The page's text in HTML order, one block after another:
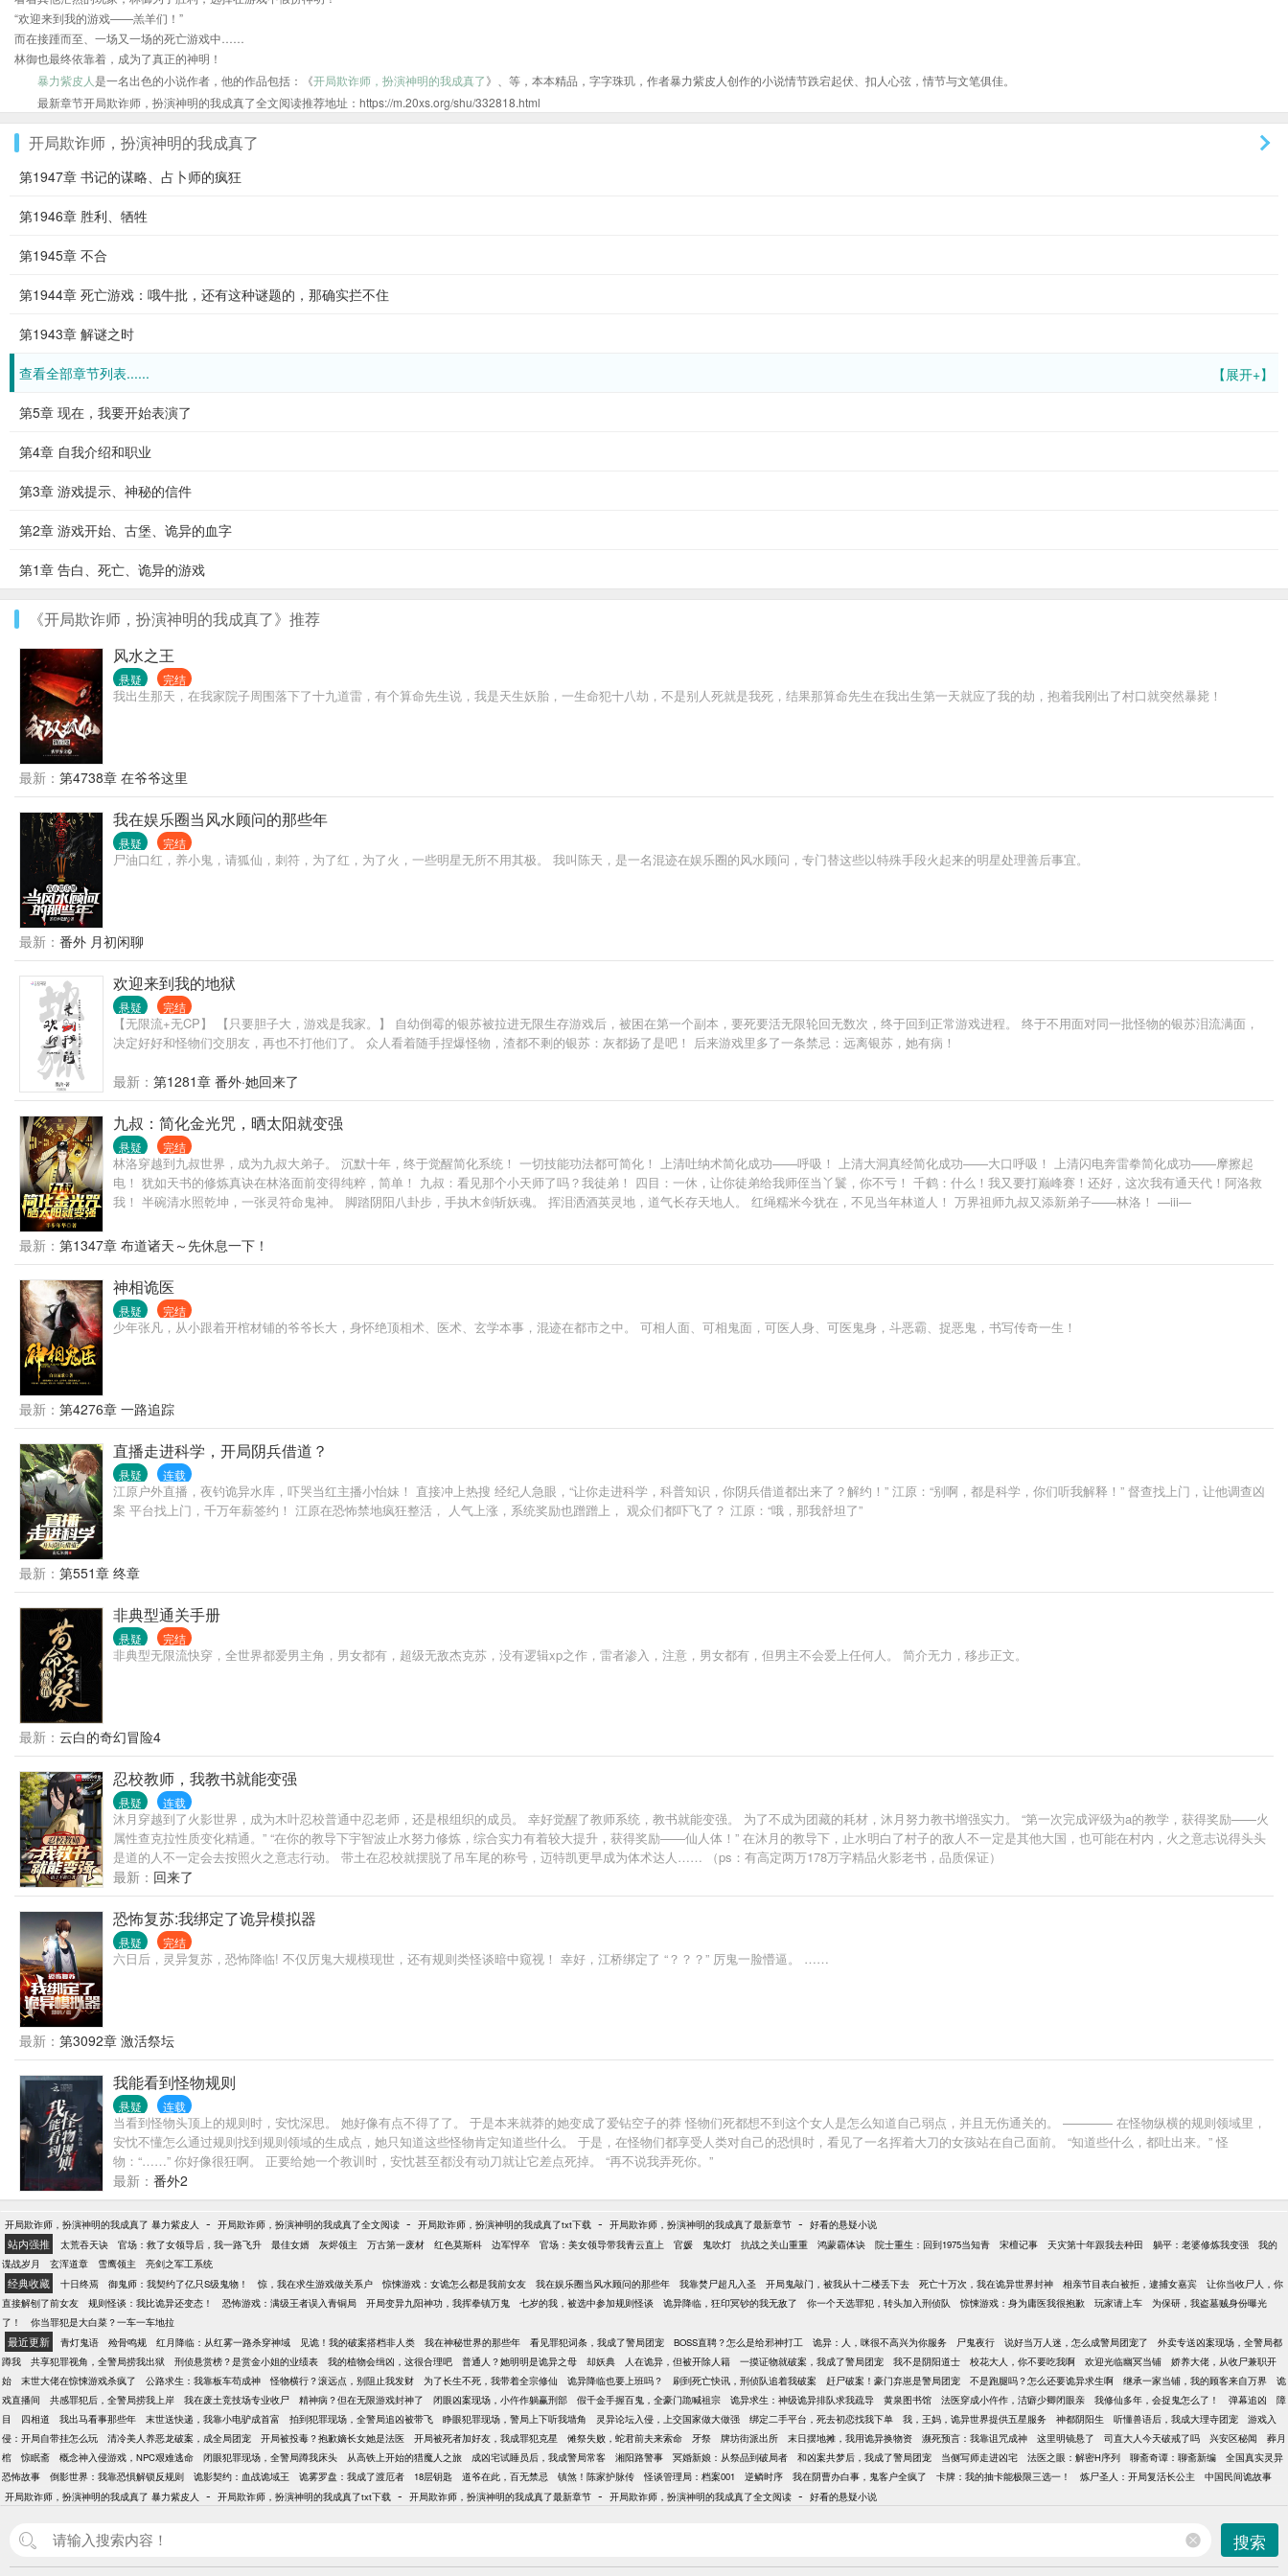
“欢迎来到我的游戏——羔羊们！”
而在接踵而至、一场又一场的死亡游戏中……
林御也最终依靠着，成为了真正的神明！
暴力紫皮人是一名出色的小说作者，他的作品包括：《开局欺诈师，扮演神明的我成真了》、等，本本精品，字字珠玑，作者暴力紫皮人创作的小说情节跌宕起伏、扣人心弦，情节与文笔俱佳。
最新章节开局欺诈师，扮演神明的我成真了全文阅读推荐地址：https://m.20xs.org/shu/332818.html
开局欺诈师，扮演神明的我成真了
第1947章 书记的谋略、占卜师的疯狂
第1946章 胜利、牺牲
第1945章 不合
第1944章 死亡游戏：哦牛批，还有这种谜题的，那确实拦不住
第1943章 解谜之时
【展开+】
查看全部章节列表......
第5章 现在，我要开始表演了
第4章 自我介绍和职业
第3章 游戏提示、神秘的信件
第2章 游戏开始、古堡、诡异的血字
第1章 告白、死亡、诡异的游戏
《开局欺诈师，扮演神明的我成真了》推荐
风水之王
悬疑 完结
我出生那天，在我家院子周围落下了十九道雷，有个算命先生说，我是天生妖胎，一生命犯十八劫，不是别人死就是我死，结果那算命先生在我出生第一天就应了我的劫，抱着我刚出了村口就突然暴毙！
最新： 第4738章 在爷爷这里
我在娱乐圈当风水顾问的那些年
悬疑 完结
尸油口红，养小鬼，请狐仙，刺符，为了红，为了火，一些明星无所不用其极。 我叫陈天，是一名混迹在娱乐圈的风水顾问，专门替这些以特殊手段火起来的明星处理善后事宜。
最新： 番外 月初闲聊
欢迎来到我的地狱
悬疑 完结
【无限流+无CP】 【只要胆子大，游戏是我家。】 自幼倒霉的银苏被拉进无限生存游戏后，被困在第一个副本，要死要活无限轮回无数次，终于回到正常游戏进程。 终于不用面对同一批怪物的银苏泪流满面，
决定好好和怪物们交朋友，再也不打他们了。 众人看着随手捏爆怪物，渣都不剩的银苏：灰都扬了是吧！ 后来游戏里多了一条禁忌：远离银苏，她有病！
最新： 第1281章 番外·她回来了
九叔：简化金光咒，晒太阳就变强
悬疑 完结
林洛穿越到九叔世界，成为九叔大弟子。 沉默十年，终于觉醒简化系统！ 一切技能功法都可简化！ 上清吐纳术简化成功——呼吸！ 上清大洞真经简化成功——大口呼吸！ 上清闪电奔雷拳简化成功——摩擦起
电！ 犹如天书的修炼真诀在林洛面前变得纯粹，简单！ 九叔：看见那个小天师了吗？我徒弟！ 四目：一休，让你徒弟给我师侄当丫鬟，你不亏！ 千鹤：什么！我又要打巅峰赛！还好，这次我有通天代！阿洛救
我！ 半碗清水照乾坤，一张灵符命鬼神。 脚踏阴阳八卦步，手执木剑斩妖魂。 挥泪洒酒英灵地，道气长存天地人。 红绳糯米今犹在，不见当年林道人！ 万界祖师九叔又添新弟子——林洛！ —iii—
最新： 第1347章 布道诸天～先休息一下！
神相诡医
悬疑 完结
少年张凡，从小跟着开棺材铺的爷爷长大，身怀绝顶相术、医术、玄学本事，混迹在都市之中。 可相人面、可相鬼面，可医人身、可医鬼身，斗恶霸、捉恶鬼，书写传奇一生！
最新： 第4276章 一路追踪
直播走进科学，开局阴兵借道？
悬疑 连载
江原户外直播，夜钓诡异水库，吓哭当红主播小怡妹！ 直接冲上热搜 经纪人急眼，“让你走进科学，科普知识，你阴兵借道都出来了？解约！” 江原：“别啊，都是科学，你们听我解释！” 督查找上门，让他调查凶
案 平台找上门，千万年薪签约！ 江原在恐怖禁地疯狂整活， 人气上涨，系统奖励也蹭蹭上， 观众们都吓飞了？ 江原：“哦，那我舒坦了”
最新： 第551章 终章
非典型通关手册
悬疑 完结
非典型无限流快穿，全世界都爱男主角，男女都有，超级无敌杰克苏，没有逻辑xp之作，雷者渗入，注意，男女都有，但男主不会爱上任何人。 简介无力，移步正文。
最新： 云白的奇幻冒险4
忍校教师，我教书就能变强
悬疑 连载
沐月穿越到了火影世界，成为木叶忍校普通中忍老师，还是根组织的成员。 幸好觉醒了教师系统，教书就能变强。 为了不成为团藏的耗材，沐月努力教书增强实力。 “第一次完成评级为a的教学，获得奖励——火
属性查克拉性质变化精通。” “在你的教导下宇智波止水努力修炼，综合实力有着较大提升，获得奖励——仙人体！” 在沐月的教导下，止水明白了村子的敌人不一定是其他大国，也可能在村内，火之意志说得头头
是道的人不一定会去按照火之意志行动。 带土在忍校就摆脱了吊车尾的称号，迈特凯更早成为体术达人…… （ps：有高定两万178万字精品火影老书，品质保证）
最新： 回来了
恐怖复苏:我绑定了诡异模拟器
悬疑 完结
六日后，灵异复苏，恐怖降临! 不仅厉鬼大规模现世，还有规则类怪谈暗中窥视！ 幸好，江桥绑定了 “？？？” 厉鬼一脸懵逼。 ……
最新： 第3092章 激活祭坛
我能看到怪物规则
悬疑 连载
当看到怪物头顶上的规则时，安忱深思。 她好像有点不得了了。 于是本来就莽的她变成了爱钻空子的莽 怪物们死都想不到这个女人是怎么知道自己弱点，并且无伤通关的。 ———— 在怪物纵横的规则领域里，
安忱不懂怎么通过规则找到规则领域的生成点，她只知道这些怪物肯定知道些什么。 于是，在怪物们都享受人类对自己的恐惧时，看见了一名挥着大刀的女孩站在自己面前。 “知道些什么，都吐出来。” 怪
物：“……” 你好像很狂啊。 正要给她一个教训时，安忱甚至都没有动刀就让它差点死掉。 “再不说我弄死你。”
最新： 番外2
开局欺诈师，扮演神明的我成真了 暴力紫皮人 - 开局欺诈师，扮演神明的我成真了全文阅读 - 开局欺诈师，扮演神明的我成真了txt下载 - 开局欺诈师，扮演神明的我成真了最新章节 - 好看的悬疑小说
站内强推 太荒吞天诀 官场：救了女领导后，我一路飞升 最佳女婿 灰烬领主 万古第一废材 红色莫斯科 边军悍卒 官场：美女领导带我青云直上 官媛 鬼吹灯 抗战之关山重重 鸿蒙霸体诀 院士重生：回到1975当知青 宋檀记事 天灾第十年跟我去种田 躺平：老婆修炼我变强
我的
谍战岁月
玄浑道章 雪鹰领主 亮剑之军工系统
经典收藏 十日终焉 御鬼师：我契约了亿只S级鬼物！ 惊，我在求生游戏做关系户 惊悚游戏：女诡怎么都是我前女友 我在娱乐圈当风水顾问的那些年 我靠焚尸超凡入圣 开局鬼敲门，被我从十二楼丢下去 死亡十万次，我在诡异世界封神 相亲节目表白被拒，逮捕女嘉宾
让你当收尸人，你
直接解刨了前女友
规则怪谈：我比诡异还变态！ 恐怖游戏：满级王者误入青铜局 开局变异九阳神功，我挥拳镇万鬼 七岁的我，被选中参加规则怪谈 诡异降临，狂印冥钞的我无敌了 你一个天选罪犯，转头加入刑侦队 惊悚游戏：身为庸医我很抱歉 玩家请上车
为保研，我盗墓贼身份曝光
了！
你当罪犯是大白菜？一车一车地拉
最近更新 青灯鬼语 殓骨鸣规 红月降临：从红雾一路杀穿神域 见诡！我的破案搭档非人类 我在神秘世界的那些年 看见罪犯词条，我成了警局团宠 BOSS直聘？怎么是给邪神打工 诡异：人，咪很不高兴为你服务 尸鬼夜行 说好当万人迷，怎么成警局团宠了
外卖专送凶案现场，全警局都
蹲我
共享犯罪视角，全警局捞我出狱 刑侦悬赏榜？是赏金小姐的业绩表 我的植物会缉凶，这很合理吧 普通人？她明明是诡异之母 却妖典 人在诡异，但被开除人籍 一摸证物就破案，我成了警局团宠 我不是阴阳道士 校花大人，你不要吃我啊 欢迎光临幽冥当铺
娇养大佬，从收尸兼职开
始
末世大佬在惊悚游戏杀疯了 公路求生：我靠板车苟成神 怪物横行？滚远点，别阻止我发财 为了长生不死，我带着全宗修仙 诡异降临也要上班吗？ 刷到死亡快讯，刑侦队追着我破案 赶尸破案！豪门弃崽是警局团宠 不是跑腿吗？怎么还要诡异求生啊 继承一家当铺，我的顾客来自万界
诡
戏直播间
共感罪犯后，全警局捞我上岸 我在废土竞技场专业收尸 精神病？但在无限游戏封神了 闭眼凶案现场，小仵作躺赢刑部 假千金手握百鬼，全豪门跪喊祖宗 诡异求生：神级诡异排队求我疏导 黄泉图书馆 法医穿成小仵作，洁癖少卿闭眼亲 我修仙多年，会捉鬼怎么了！ 弹幕追凶
障
目
四相道 我出马看事那些年 末世送快递，我靠小电驴成首富 拍到犯罪现场，全警局追凶被带飞 睁眼犯罪现场，警局上下听我墙角 灵异论坛入侵，上交国家做大做强 绑定二手平台，死去初恋找我下单 我，王妈，诡异世界提供五星服务 神都阴阳生 听懂兽语后，我成大理寺团宠
游戏入
侵：开局自带挂怎么玩
清冷美人养恶龙破案，成全局团宠 开局被投毒？抱歉嫡长女她是法医 开局被死者加好友，我成罪犯克星 傩祭失败，蛇君前夫来索命 牙祭 牌坊街派出所 末日摆地摊，我用诡异换物资 濒死预言：我靠诅咒成神 这里明镜悬了 司直大人今天破戒了吗 兴安区秘闻
葬月
棺
惊眠斋 概念神入侵游戏，NPC艰难逃命 闭眼犯罪现场，全警局蹲我床头 从高铁上开始的猎魔人之旅 成凶宅试睡员后，我成警局常客 湘阳路警事 冥婚新娘：从祭品到破局者 和凶案共梦后，我成了警局团宠 当侧写师走进凶宅 法医之眼：解密H序列 聊斋奇谭：聊斋新编
全国真实灵异
恐怖故事
倒影世界：我靠恐惧解锁反规则 诡影契约：血战诡域王 诡雾罗盘：我成了渡厄者 18层钥匙 道爷在此，百无禁忌 镇煞！陈家护脉传 怪谈管理局：档案001 逆鳞时序 我在阴曹办白事，鬼客户全疯了 卡牌：我的抽卡能极限三选一！ 炼尸圣人：开局复活长公主
中国民间诡故事
开局欺诈师，扮演神明的我成真了 暴力紫皮人
- 开局欺诈师，扮演神明的我成真了txt下载 - 开局欺诈师，扮演神明的我成真了最新章节 - 开局欺诈师，扮演神明的我成真了全文阅读 - 好看的悬疑小说
搜索